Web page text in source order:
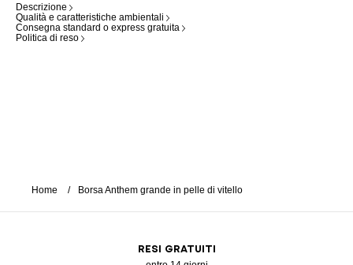
Descrizione
Qualità e caratteristiche ambientali
Consegna standard o express gratuita
Politica di reso
Home Borsa Anthem grande in pelle di vitello
RESI GRATUITI